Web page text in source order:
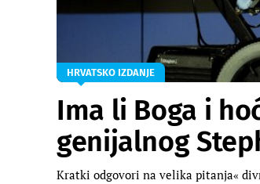
HRVATSKO IZDANJE
Ima li Boga i
genijalnog
Kratki odgovori na velika pitanja«